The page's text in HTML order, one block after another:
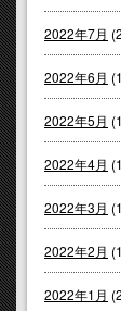
2022年7月
2022年6月
2022年5月
2022年4月
2022年3月
2022年2月
2022年1月